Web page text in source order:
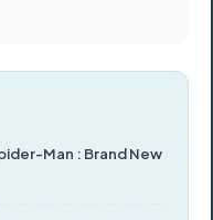
Man : Brand New